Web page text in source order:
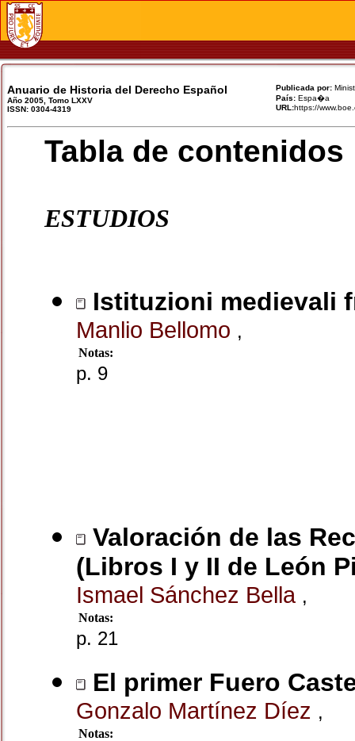
Publicada por:
País: Espa�a
URL:https://
Anuario de Historia del Derecho Español
Año 2005, Tomo LXXV
ISSN: 0304-4319
Tabla de contenidos
ESTUDIOS
Istituzioni medievali
Manlio Bellomo ,
Notas:
p. 9
Valoración de las
(Libros I y II de León
Ismael Sánchez Bella ,
Notas:
p. 21
El primer Fuero
Gonzalo Martínez Díez ,
Notas: